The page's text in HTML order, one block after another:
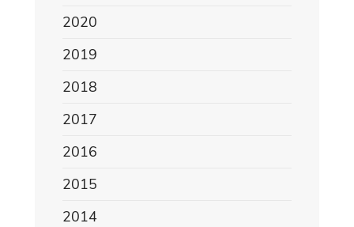
2020
2019
2018
2017
2016
2015
2014